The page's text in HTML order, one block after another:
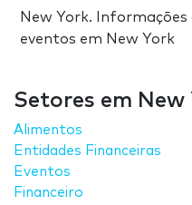
New York. Informações
eventos em New York
Setores em New
Alimentos
Entidades Financeiras
Eventos
Financeiro